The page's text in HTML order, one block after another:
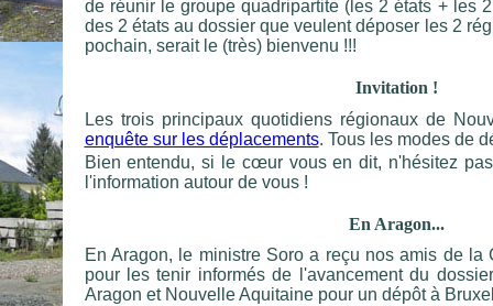
de réunir le groupe quadripartite (les 2 états + les
des 2 états au dossier que veulent déposer les 2
pochain, serait le (très) bienvenu !!!
Invitation !
Les trois principaux quotidiens régionaux de
enquête sur les déplacements. Tous les modes de
Bien entendu, si le cœur vous en dit, n'hésitez
l'information autour de vous !
En Aragon...
En Aragon, le ministre Soro a reçu nos amis de la
pour les tenir informés de l'avancement du
Aragon et Nouvelle Aquitaine pour un dépôt à